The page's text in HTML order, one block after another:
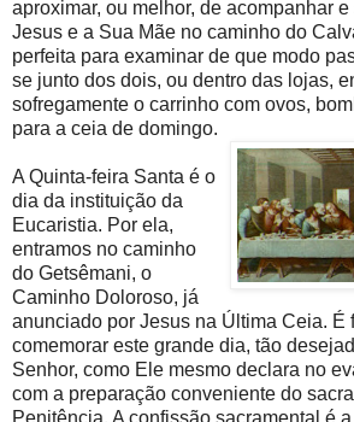
aproximar, ou melhor, de acompanhar
Jesus e a Sua Mãe no caminho do
perfeita para examinar de que modo
se junto dos dois, ou dentro das lojas,
sofregamente o carrinho com ovos,
para a ceia de domingo.
A Quinta-feira Santa é o
dia da instituição da
Eucaristia. Por ela,
entramos no caminho
do Getsêmani, o
Caminho Doloroso, já
anunciado por Jesus na Última Ceia. É
comemorar este grande dia, tão
Senhor, como Ele mesmo declara no
com a preparação conveniente do
Penitência. A confissão sacramental é